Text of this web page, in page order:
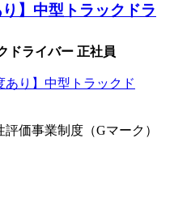
】中型トラックドラ
ドライバー 正社員
価事業制度（Gマーク）